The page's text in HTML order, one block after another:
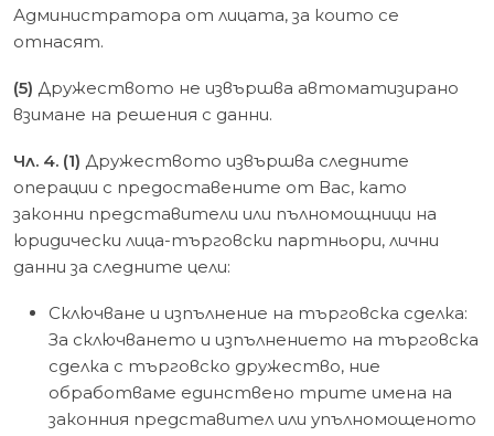
Администратора от лицата, за които се
отнасят.
(5) Дружеството не извършва автоматизирано
взимане на решения с данни.
Чл. 4. (1) Дружеството извършва следните
операции с предоставените от Вас, като
законни представители или пълномощници на
юридически лица-търговски партньори, лични
данни за следните цели:
Сключване и изпълнение на търговска сделка:
За сключването и изпълнението на търговска
сделка с търговско дружество, ние
обработваме единствено трите имена на
законния представител или упълномощеното